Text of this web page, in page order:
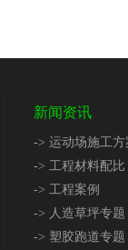
新闻资讯
-> 运动场施工方
-> 工程材料配比
-> 工程案例
-> 人造草坪专题
-> 塑胶跑道专题